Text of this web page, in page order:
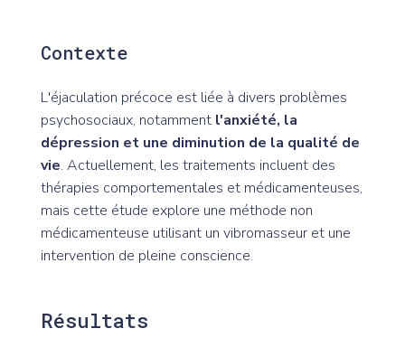
Contexte
L'éjaculation précoce est liée à divers problèmes
psychosociaux, notamment l'anxiété, la
dépression et une diminution de la qualité de
vie. Actuellement, les traitements incluent des
thérapies comportementales et médicamenteuses,
mais cette étude explore une méthode non
médicamenteuse utilisant un vibromasseur et une
intervention de pleine conscience.
Résultats